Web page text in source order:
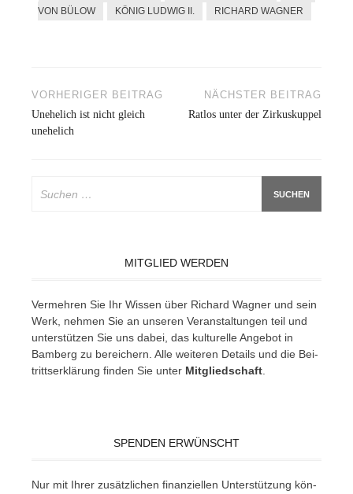
VON BÜLOW
KÖNIG LUDWIG II. RICHARD WAGNER
Beitragsnavigation
VORHERIGER BEITRAG
Unehelich ist nicht gleich
unehelich
NÄCHSTER BEITRAG
Ratlos unter der Zirkuskuppel
nach:
MITGLIED WERDEN
Ver­meh­ren Sie Ihr Wis­sen über Ri­chard Wag­ner und sein
Werk, neh­men Sie an un­se­ren Ver­an­stal­tun­gen teil und
un­ter­stüt­zen Sie uns da­bei, das kul­tu­rel­le An­ge­bot in
Bam­berg zu be­rei­chern. Alle wei­te­ren De­tails und die Bei­
tritts­er­klä­rung fin­den Sie un­ter Mit­glied­schaft
SPENDEN ERWÜNSCHT
Nur mit Ih­rer zu­sätz­li­chen fi­nan­zi­el­len Un­ter­stüt­zung kön­